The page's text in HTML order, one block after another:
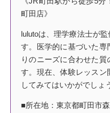
町田店》
lulutoは、理学療法士が
す。医学的に基づいた専
りのニーズに合わせた
す。現在、体験レッスン
してみてはいかがでしょ
■所在地：東京都町田市